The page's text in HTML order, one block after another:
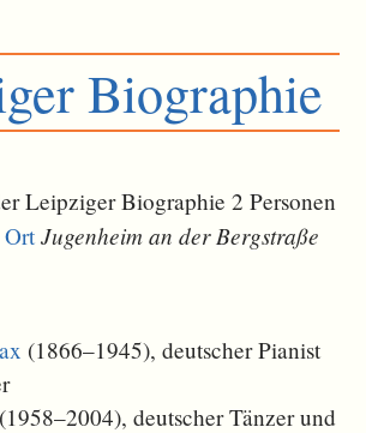
Biographie
Leipziger Biographie 2 Personen
Ort Jugenheim an der Bergstraße
(1866–1945), deutscher Pianist
(1958–2004), deutscher Tänzer und